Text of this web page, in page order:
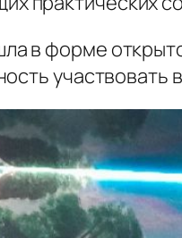
в форме